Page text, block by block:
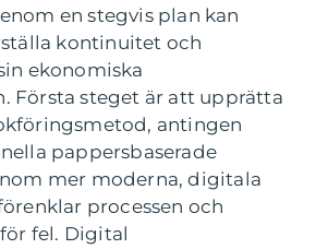
en stegvis plan kan
kontinuitet och
ekonomiska
Första steget är att upprätta
antingen
pappersbaserade
mer moderna, digitala
processen och
fel. Digital